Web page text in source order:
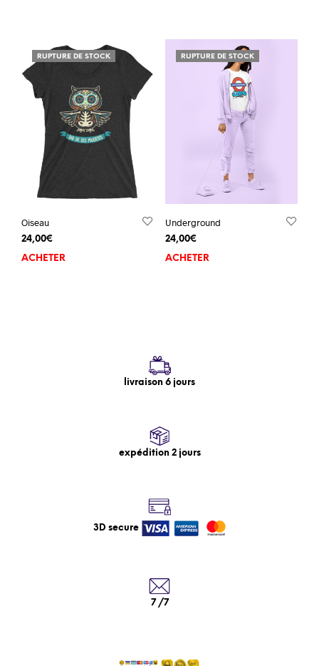
RUPTURE DE STOCK
Oiseau
24,00€
ACHETER
RUPTURE DE STOCK
Underground
24,00€
ACHETER
livraison 6 jours
expédition 2 jours
3D secure
7 /7